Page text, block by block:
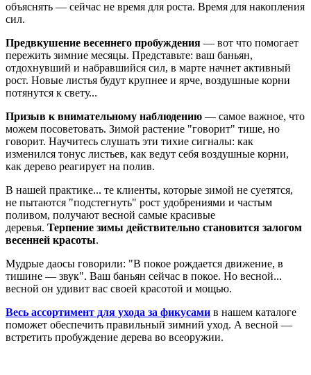
объяснять — сейчас не время для роста. Время для накопления
сил.
Предвкушение весеннего пробуждения — вот что помогает
пережить зимние месяцы. Представьте: ваш баньян,
отдохнувший и набравшийся сил, в марте начнет активный
рост. Новые листья будут крупнее и ярче, воздушные корни
потянутся к свету...
Призыв к внимательному наблюдению — самое важное, что
можем посоветовать. Зимой растение "говорит" тише, но
говорит. Научитесь слушать эти тихие сигналы: как
изменился тонус листьев, как ведут себя воздушные корни,
как дерево реагирует на полив.
В нашей практике... те клиенты, которые зимой не суетятся,
не пытаются "подстегнуть" рост удобрениями и частым
поливом, получают весной самые красивые
деревья. Терпение зимы действительно становится залогом
весенней красоты.
Мудрые даосы говорили: "В покое рождается движение, в
тишине — звук". Ваш баньян сейчас в покое. Но весной...
весной он удивит вас своей красотой и мощью.
Весь ассортимент для ухода за фикусами в нашем каталоге
поможет обеспечить правильный зимний уход. А весной —
встретить пробуждение дерева во всеоружии.